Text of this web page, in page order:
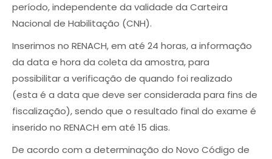
período, independente da validade da Carteira
Nacional de Habilitação (CNH).
Inserimos no RENACH, em até 24 horas, a informação
da data e hora da coleta da amostra, para
possibilitar a verificação de quando foi realizado
(esta é a data que deve ser considerada para fins de
fiscalização), sendo que o resultado final do exame é
inserido no RENACH em até 15 dias.
De acordo com a determinação do Novo Código de